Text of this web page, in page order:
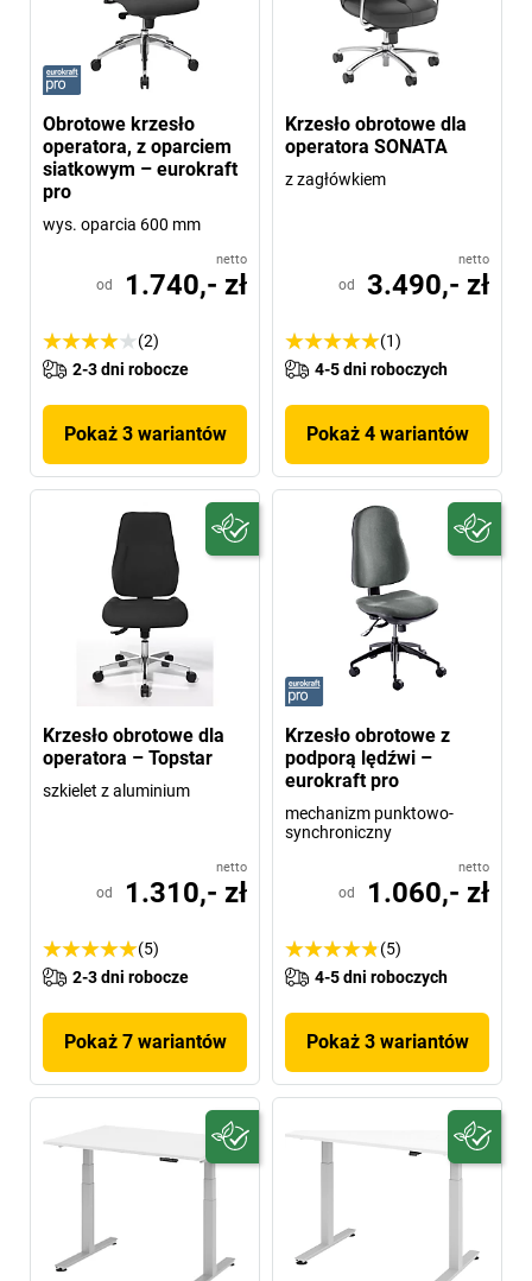
Obrotowe krzesło
operatora, z oparciem
siatkowym – eurokraft
pro
wys. oparcia 600 mm
netto
od 1.740,- zł
(2)
2-3 dni robocze
Pokaż 3 wariantów
Krzesło obrotowe dla
operatora SONATA
z zagłówkiem
netto
od 3.490,- zł
(1)
4-5 dni roboczych
Pokaż 4 wariantów
Krzesło obrotowe dla
operatora – Topstar
szkielet z aluminium
netto
od 1.310,- zł
(5)
2-3 dni robocze
Pokaż 7 wariantów
Krzesło obrotowe z
podporą lędźwi –
eurokraft pro
mechanizm punktowo-
synchroniczny
netto
od 1.060,- zł
(5)
4-5 dni roboczych
Pokaż 3 wariantów